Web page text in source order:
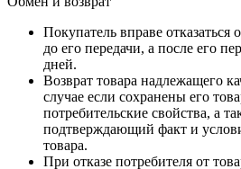
Покупатель вправе отказаться
до его передачи, а после его
дней.
Возврат товара надлежащего
случае если сохранены его
потребительские свойства, а
подтверждающий факт и
товара.
При отказе потребителя от